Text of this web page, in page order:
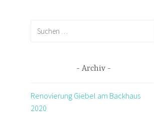
Archiv
Renovierung Giebel am Backhaus
2020